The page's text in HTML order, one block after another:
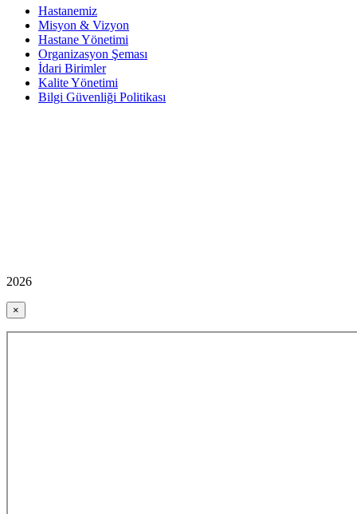
Hastanemiz
Misyon & Vizyon
Hastane Yönetimi
Organizasyon Şeması
İdari Birimler
Kalite Yönetimi
Bilgi Güvenliği Politikası
2026
×